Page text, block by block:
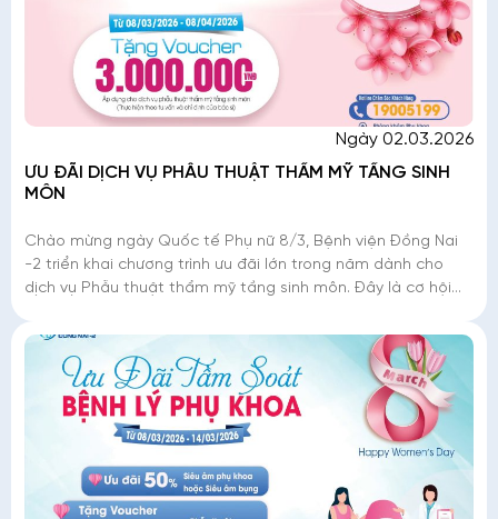
Ngày 02.03.2026
ƯU ĐÃI DỊCH VỤ PHẪU THUẬT THẨM MỸ TẦNG SINH
MÔN
Chào mừng ngày Quốc tế Phụ nữ 8/3, Bệnh viện Đồng Nai
-2 triển khai chương trình ưu đãi lớn trong năm dành cho
dịch vụ Phẫu thuật thẩm mỹ tầng sinh môn. Đây là cơ hội